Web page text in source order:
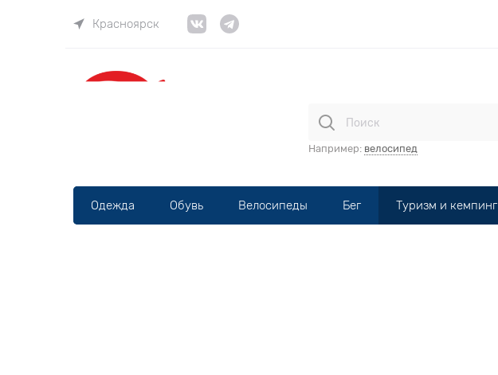
Красноярск
Например: велосипед
Одежда Обувь Велосипеды Бег Туризм и кемпинг